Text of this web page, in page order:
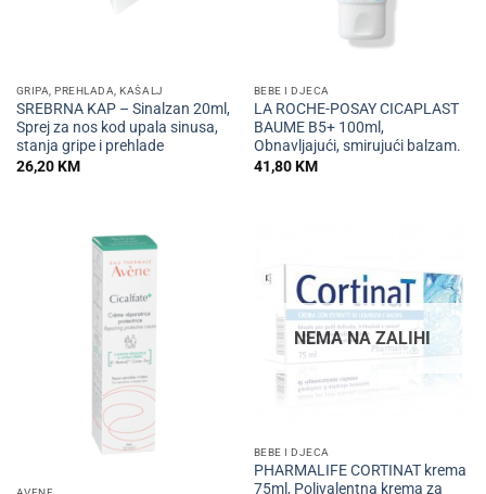
GRIPA, PREHLADA, KAŠALJ
SREBRNA KAP – Sinalzan 20ml,
Sprej za nos kod upala sinusa,
stanja gripe i prehlade
26,20KM
BEBE I DJECA
LA ROCHE-POSAY CICAPLAST
BAUME B5+ 100ml,
Obnavljajući, smirujući balzam.
41,80KM
NEMA NA ZALIHI
BEBE I DJECA
PHARMALIFE CORTINAT krema
75ml, Polivalentna krema za